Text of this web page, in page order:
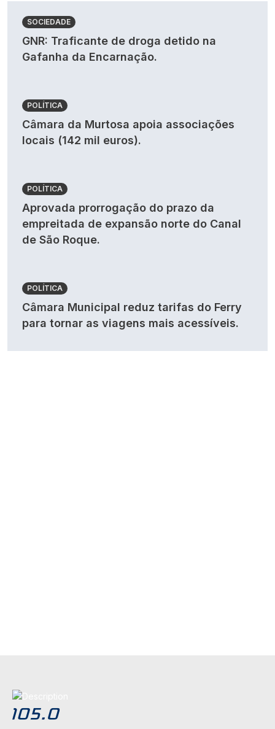
SOCIEDADE
GNR: Traficante de droga detido na
Gafanha da Encarnação.
POLÍTICA
Câmara da Murtosa apoia associações
locais (142 mil euros).
POLÍTICA
Aprovada prorrogação do prazo da
empreitada de expansão norte do Canal
de São Roque.
POLÍTICA
Câmara Municipal reduz tarifas do Ferry
para tornar as viagens mais acessíveis.